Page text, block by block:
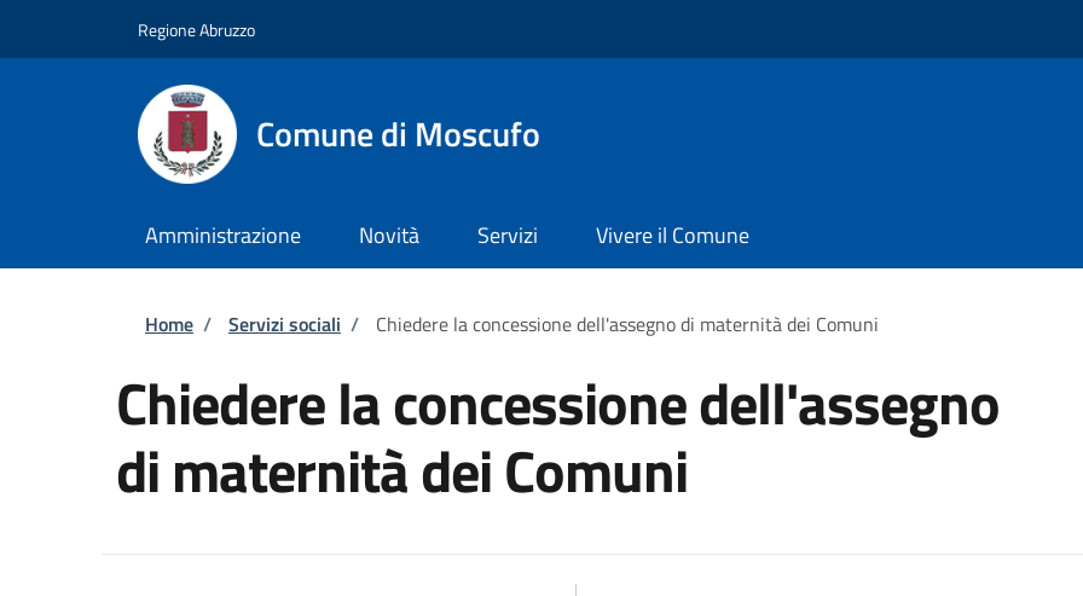
Regione Abruzzo
Comune di Moscufo
Amministrazione Novità Servizi Vivere il Comune
Briciole di pane
Home / Servizi sociali / Chiedere la concessione dell'assegno di maternità dei Comuni
Chiedere la concessione dell'assegno
di maternità dei Comuni